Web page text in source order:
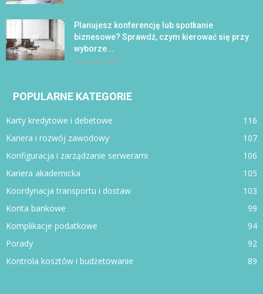
Planujesz konferencję lub spotkanie
biznesowe? Sprawdź, czym kierować się przy
wyborze...
4 września 2017
POPULARNE KATEGORIE
Karty kredytowe i debetowe
116
Kariera i rozwój zawodowy
107
Konfiguracja i zarządzanie serwerami
106
Kariera akademicka
105
Koordynacja transportu i dostaw
103
Konta bankowe
99
Komplikacje podatkowe
94
Porady
92
Kontrola kosztów i budżetowanie
89